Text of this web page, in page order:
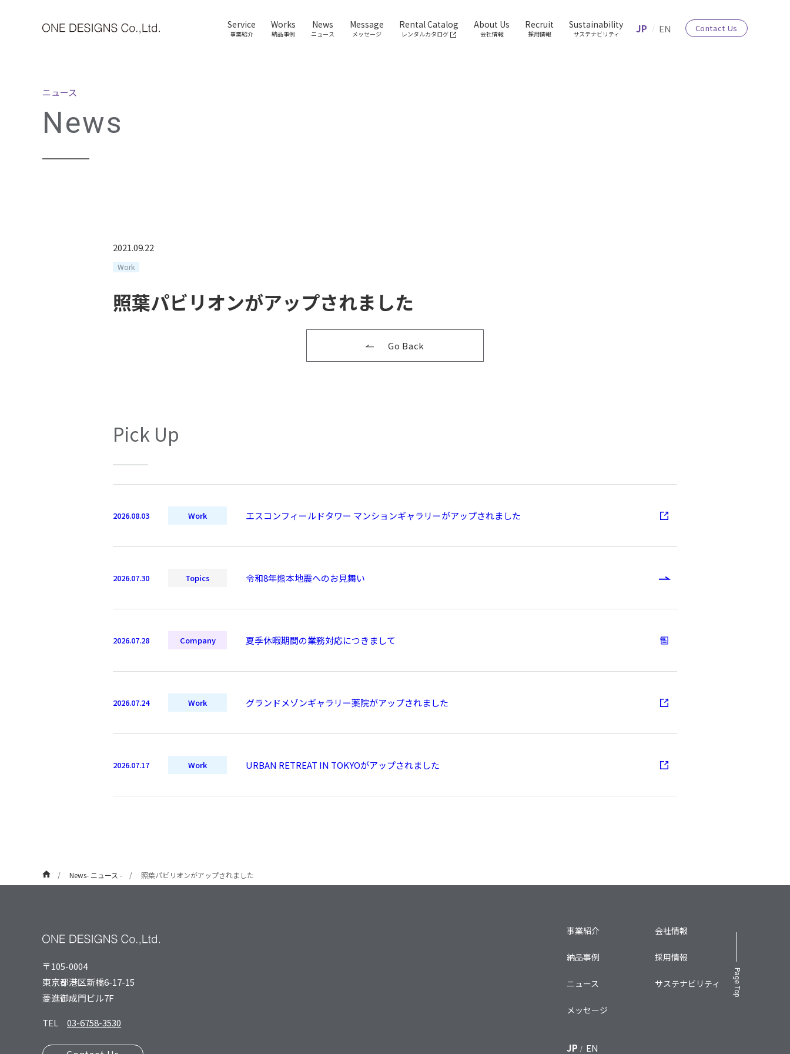
Service
事業紹介
Works
納品事例
News
ニュース
Message
メッセージ
Rental Catalog
レンタルカタログ
About Us
会社情報
Recruit
採用情報
Sustainability
サステナビリティ JP EN Contact Us
ニュース
News
2021.09.22
Work
照葉パビリオンがアップされました
Go Back
Pick Up
2026.08.03 Work エスコンフィールドタワー マンションギャラリーがアップされました
2026.07.30 Topics 令和8年熊本地震へのお見舞い
2026.07.28 Company 夏季休暇期間の業務対応につきまして
2026.07.24 Work グランドメゾンギャラリー薬院がアップされました
2026.07.17 Work URBAN RETREAT IN TOKYOがアップされました
News- ニュース - 照葉パビリオンがアップされました
Page Top
〒105-0004
東京都港区新橋6-17-15
菱進御成⾨ビル7F
TEL
03-6758-3530
事業紹介
納品事例
ニュース
メッセージ
会社情報
採用情報
サステナビリティ
JP EN